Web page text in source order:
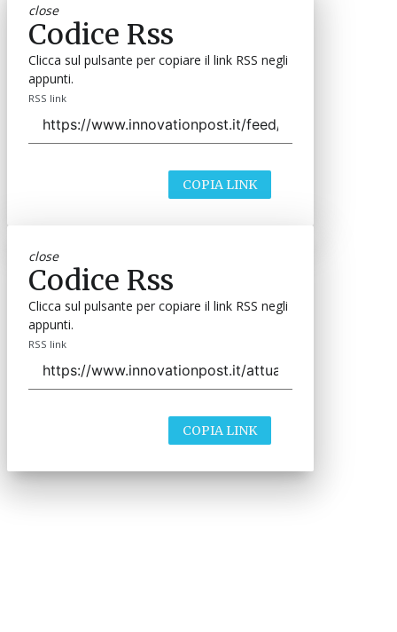
close
Codice Rss
Clicca sul pulsante per copiare il link RSS negli
appunti.
RSS link
COPIA LINK
close
Codice Rss
Clicca sul pulsante per copiare il link RSS negli
appunti.
RSS link
COPIA LINK